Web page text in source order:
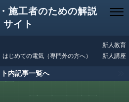
施工者のための解説
サイト
はじめての電気（専門外の方へ）
新人教育
新人講座
内記事一覧へ